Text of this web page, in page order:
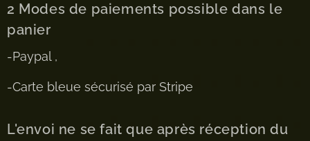
2 Modes de paiements possible dans le
panier
-Paypal ,
-Carte bleue sécurisé par Stripe
L'envoi ne se fait que après réception du